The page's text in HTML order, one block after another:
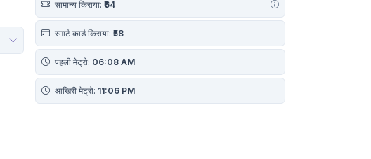
सामान्य किराया: ₹64
स्मार्ट कार्ड किराया: ₹58
पहली मेट्रो: 06:08 AM
आखिरी मेट्रो: 11:06 PM